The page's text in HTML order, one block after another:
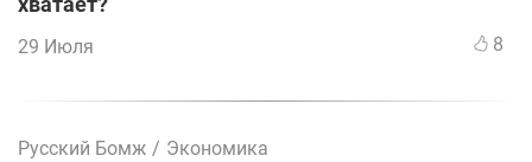
хватает?
29 Июля 8
Русский Бомж / Экономика